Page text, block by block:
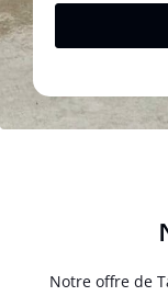
Notre offre de